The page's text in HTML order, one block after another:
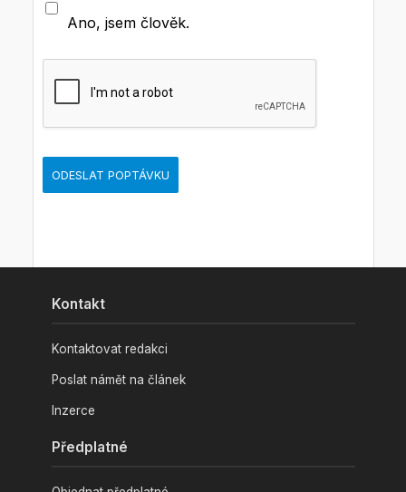
Ano, jsem člověk.
ODESLAT POPTÁVKU
Kontakt
Kontaktovat redakci
Poslat námět na článek
Inzerce
Předplatné